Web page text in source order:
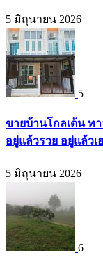
5 มิถุนายน 2026
5
ขายบ้านโกลเด้น ท
อยู่แล้วรวย อยู่แล้วเ
5 มิถุนายน 2026
6